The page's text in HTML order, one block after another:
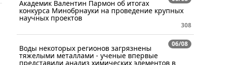
Академик Валентин Пармон об итогах
конкурса Минобрнауки на проведение крупных
научных проектов
308
06/08
Воды некоторых регионов загрязнены
тяжелыми металлами - ученые впервые
представили анализ химических элементов в